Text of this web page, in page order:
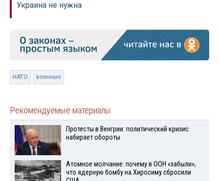
Украина не нужна
НАТО военные
Рекомендуемые материалы
Протесты в Венгрии: политический кризис
набирает обороты
Атомное молчание: почему в ООН «забыли»,
что ядерную бомбу на Хиросиму сбросили